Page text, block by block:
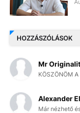
HOZZÁSZÓLÁSOK
Mr
KÖSZÖNÖM
Alexander
Már nézhető